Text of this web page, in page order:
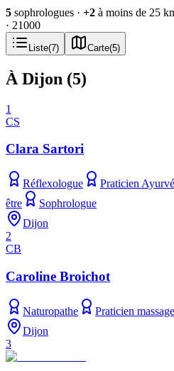
5 sophrologues · +2 à moins de 25
· 21000
Liste(7) Carte(5)
À Dijon (5)
1
CS
Clara Sartori
Réflexologue Praticien
être
Sophrologue
Dijon
2
CB
Caroline Broichot
Naturopathe Praticien
Dijon
3